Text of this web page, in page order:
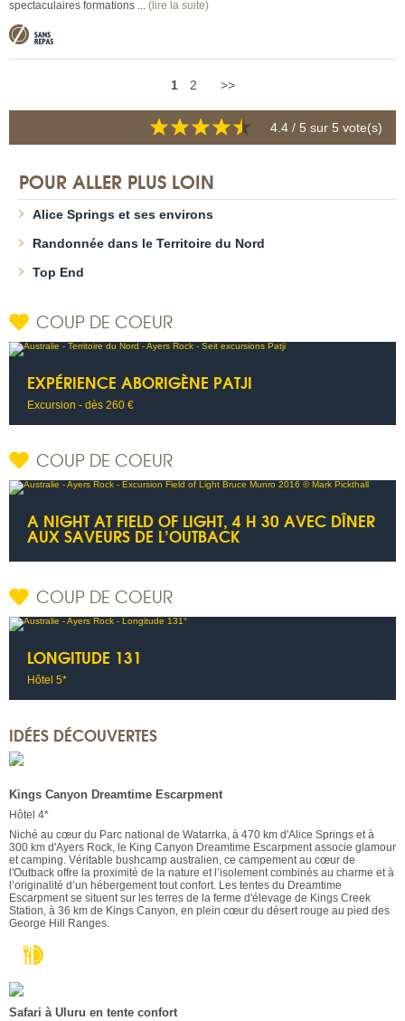
spectaculaires formations ... (lire la suite)
1 2 >>
4.4 / 5 sur 5 vote(s)
POUR ALLER PLUS LOIN
Alice Springs et ses environs
Randonnée dans le Territoire du Nord
Top End
COUP DE COEUR
EXPÉRIENCE ABORIGÈNE PATJI
Excursion - dès 260 €
COUP DE COEUR
A NIGHT AT FIELD OF LIGHT, 4 H 30 AVEC DÎNER
AUX SAVEURS DE L’OUTBACK
COUP DE COEUR
LONGITUDE 131
Hôtel 5*
IDÉES DÉCOUVERTES
Kings Canyon Dreamtime Escarpment
Hôtel 4*
Niché au cœur du Parc national de Watarrka, à 470 km d'Alice Springs et à
300 km d'Ayers Rock, le King Canyon Dreamtime Escarpment associe glamour
et camping. Véritable bushcamp australien, ce campement au cœur de
l'Outback offre la proximité de la nature et l’isolement combinés au charme et à
l’originalité d’un hébergement tout confort. Les tentes du Dreamtime
Escarpment se situent sur les terres de la ferme d'élevage de Kings Creek
Station, à 36 km de Kings Canyon, en plein cœur du désert rouge au pied des
George Hill Ranges.
Safari à Uluru en tente confort